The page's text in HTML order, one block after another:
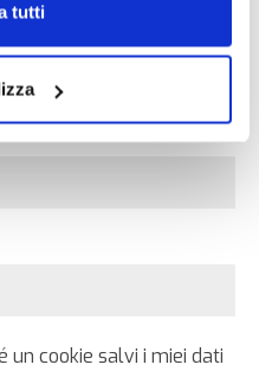
tutti
un cookie salvi i miei dati